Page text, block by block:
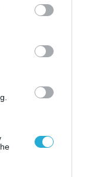
may click to
party tags to
in below Google